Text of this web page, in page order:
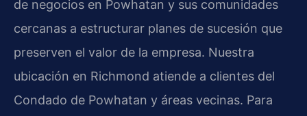
de negocios en Powhatan y sus comunidades
cercanas a estructurar planes de sucesión que
preserven el valor de la empresa. Nuestra
ubicación en Richmond atiende a clientes del
Condado de Powhatan y áreas vecinas. Para